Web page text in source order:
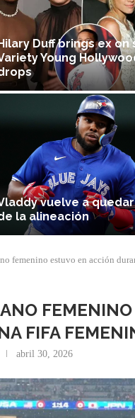
Duff brings ex on
Young
vuelve a
la alineación
femenino estuvo en acción
FIFA
abril 30, 2026